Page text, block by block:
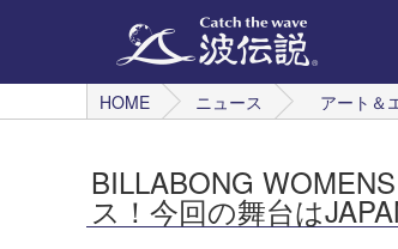
HOME
ニュース アート＆
BILLABONG
ス！今回の舞台は